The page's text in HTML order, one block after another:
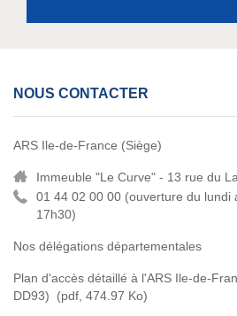
NOUS CONTACTER
ARS Ile-de-France (Siège)
Immeuble "Le Curve" - 13 rue du
01 44 02 00 00 (ouverture du lundi
17h30)
Nos délégations départementales
Plan d'accès détaillé à l'ARS Ile-de-
DD93)
(pdf, 474.97 Ko)